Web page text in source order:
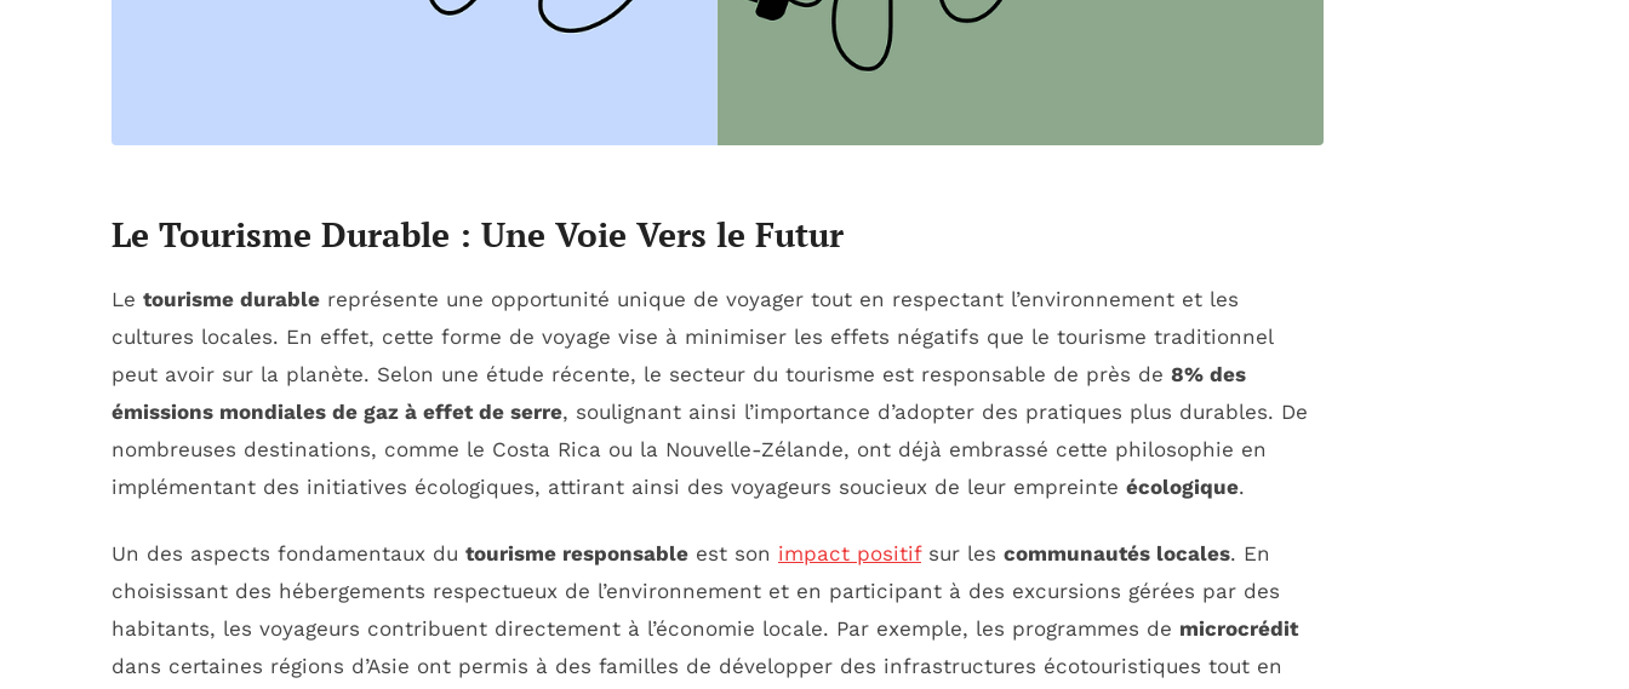
Le Tourisme Durable : Une Voie Vers le Futur
Le tourisme durable représente une opportunité unique de voyager tout en respectant l’environnement et les
cultures locales. En effet, cette forme de voyage vise à minimiser les effets négatifs que le tourisme traditionnel
peut avoir sur la planète. Selon une étude récente, le secteur du tourisme est responsable de près de 8% des
émissions mondiales de gaz à effet de serre, soulignant ainsi l’importance d’adopter des pratiques plus durables. De
nombreuses destinations, comme le Costa Rica ou la Nouvelle-Zélande, ont déjà embrassé cette philosophie en
implémentant des initiatives écologiques, attirant ainsi des voyageurs soucieux de leur empreinte écologique.
Un des aspects fondamentaux du tourisme responsable est son impact positifsur les communautés locales. En
choisissant des hébergements respectueux de l’environnement et en participant à des excursions gérées par des
habitants, les voyageurs contribuent directement à l’économie locale. Par exemple, les programmes de microcrédit
dans certaines régions d’Asie ont permis à des familles de développer des infrastructures écotouristiques tout en